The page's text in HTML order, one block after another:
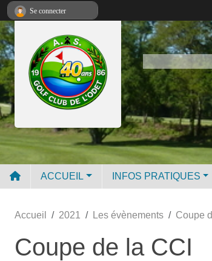
ACCUEIL INFOS PRATIQUES
Accueil 2021 Les évènements Coupe
Coupe de la CCI
Se connecter
Panneau de gestion des cookies